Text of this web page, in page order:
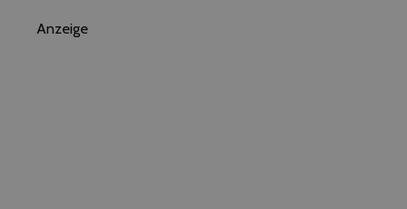
Anzeige